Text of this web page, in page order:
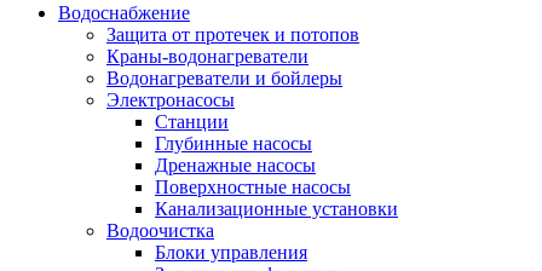
Строительные товары
Все для бани
Водоснабжение
Защита от протечек и потопов
Краны-водонагреватели
Водонагреватели и бойлеры
Электронасосы
Станции
Глубинные насосы
Дренажные насосы
Поверхностные насосы
Канализационные установки
Водоочистка
Блоки управления